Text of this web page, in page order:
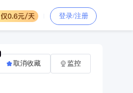
登录/注册
取消收藏 监控